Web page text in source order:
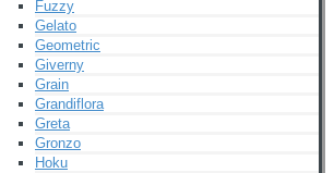
Fuzzy
Gelato
Geometric
Giverny
Grain
Grandiflora
Greta
Gronzo
Hoku